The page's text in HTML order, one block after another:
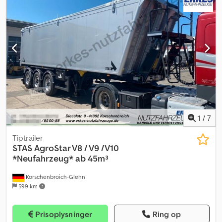
surringsringe • WABCO SmartBoard • 20 aluminiumsstænger efter
ønske
1 / 7
Korschenbroich-Glehn
599 km
Tiptrailer
STASAgroStar V8 / V9 /V10
*Neufahrzeug* ab 45m³
Prisoplysninger Ring op